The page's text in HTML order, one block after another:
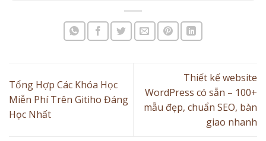
Tổng Hợp Các Khóa Học
Miễn Phí Trên Gitiho Đáng
Học Nhất
Thiết kế website
WordPress có sẵn – 100+
mẫu đẹp, chuẩn SEO, bàn
giao nhanh